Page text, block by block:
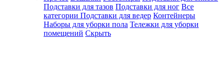
Подставки для тазов Подставки для ног Все
категории Подставки для ведер Контейнеры
Наборы для уборки пола Тележки для уборки
помещений Скрыть